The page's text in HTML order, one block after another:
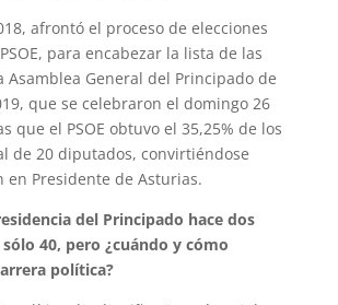
afrontó el proceso de elecciones
para encabezar la lista de las
Asamblea General del Principado de
que se celebraron el domingo 26
que el PSOE obtuvo el 35,25% de los
de 20 diputados, convirtiéndose
en Presidente de Asturias.
del Principado hace dos
40, pero ¿cuándo y cómo
política?